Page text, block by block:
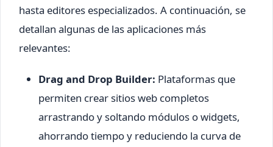
hasta editores especializados. A continuación, se
detallan algunas de las aplicaciones más
relevantes:
Drag and Drop Builder: Plataformas que
permiten crear sitios web completos
arrastrando y soltando módulos o widgets,
ahorrando tiempo y reduciendo la curva de